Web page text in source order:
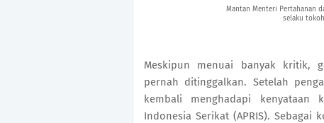
Mantan Menteri Pertahanan
selaku
Meskipun menuai banyak kritik,
pernah ditinggalkan. Setelah
kembali menghadapi kenyataan
Indonesia Serikat (APRIS). Sebagai